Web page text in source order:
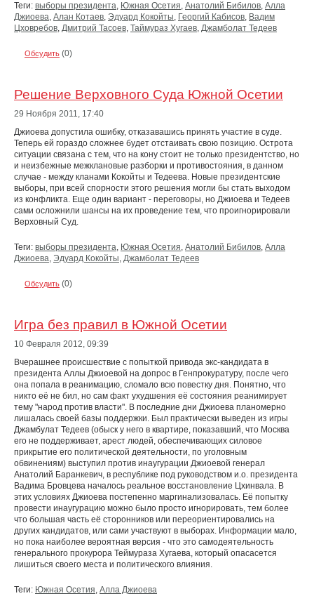
Теги: выборы президента, Южная Осетия, Анатолий Бибилов, Алла
Джиоева, Алан Котаев, Эдуард Кокойты, Георгий Кабисов, Вадим
Цховребов, Дмитрий Тасоев, Таймураз Хугаев, Джамболат Тедеев
Обсудить (0)
Решение Верховного Суда Южной Осетии
29 Ноября 2011, 17:40
Джиоева допустила ошибку, отказавашись принять участие в суде.
Теперь ей гораздо сложнее будет отстаивать свою позицию. Острота
ситуации связана с тем, что на кону стоит не только президентство, но
и неизбежные межклановые разборки и противостояния, в данном
случае - между кланами Кокойты и Тедеева. Новые президентские
выборы, при всей спорности этого решения могли бы стать выходом
из конфликта. Еще один вариант - переговоры, но Джиоева и Тедеев
сами осложнили шансы на их проведение тем, что проигнорировали
Верховный Суд.
Теги: выборы президента, Южная Осетия, Анатолий Бибилов, Алла
Джиоева, Эдуард Кокойты, Джамболат Тедеев
Обсудить (0)
Игра без правил в Южной Осетии
10 Февраля 2012, 09:39
Вчерашнее происшествие с попыткой привода экс-кандидата в
президента Аллы Джиоевой на допрос в Генпрокуратуру, после чего
она попала в реанимацию, сломало всю повестку дня. Понятно, что
никто её не бил, но сам факт ухудшения её состояния реанимирует
тему "народ против власти". В последние дни Джиоева планомерно
лишалась своей базы поддержки. Был практически выведен из игры
Джамбулат Тедеев (обыск у него в квартире, показавший, что Москва
его не поддерживает, арест людей, обеспечивающих силовое
прикрытие его политической деятельности, по уголовным
обвинениям) выступил против инаугурации Джиоевой генерал
Анатолий Баранкевич, в республике под руководством и.о. президента
Вадима Бровцева началось реальное восстановление Цхинвала. В
этих условиях Джиоева постепенно маргинализовалась. Её попытку
провести инаугурацию можно было просто игнорировать, тем более
что большая часть её сторонников или переориентировались на
других кандидатов, или сами участвуют в выборах. Информации мало,
но пока наиболее вероятная версия - что это самодеятельность
генерального прокурора Теймураза Хугаева, который опасасется
лишиться своего места и политического влияния.
Теги: Южная Осетия, Алла Джиоева